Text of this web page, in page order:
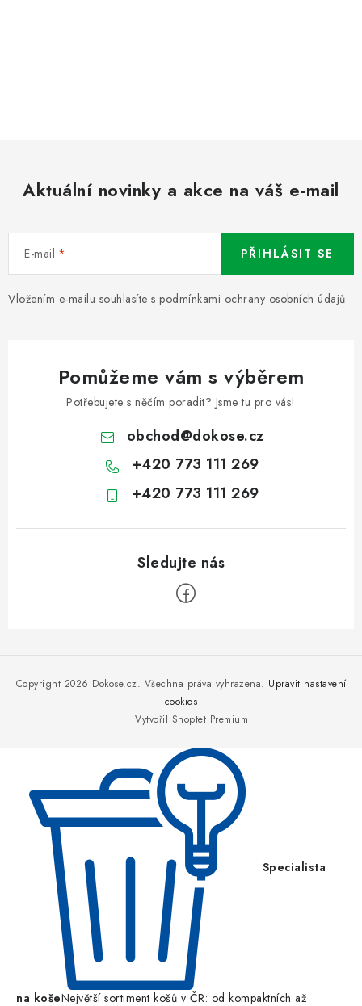
Aktuální novinky a akce na váš e-mail
E-mail
Vložením e-mailu souhlasíte s podmínkami ochrany osobních údajů
PŘIHLÁSIT SE
Pomůžeme vám s výběrem
Potřebujete s něčím poradit? Jsme tu pro vás!
obchod@dokose.cz
+420 773 111 269
+420 773 111 269
Vytvořil Shoptet Premium
Copyright 2026 Dokose.cz. Všechna práva vyhrazena. Upravit nastavení
cookies
Specialista
na košeNejvětší sortiment košů v ČR: od kompaktních až